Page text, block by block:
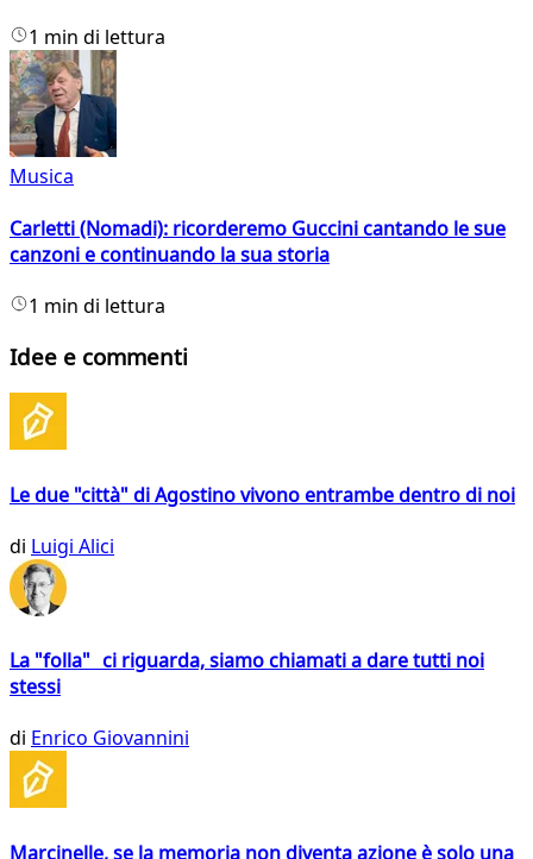
1 min di lettura
Musica
Carletti (Nomadi): ricorderemo Guccini cantando le sue
canzoni e continuando la sua storia
1 min di lettura
Idee e commenti
Le due "città" di Agostino vivono entrambe dentro di noi
di Luigi Alici
La "folla" ci riguarda, siamo chiamati a dare tutti noi
stessi
di Enrico Giovannini
Marcinelle, se la memoria non diventa azione è solo una